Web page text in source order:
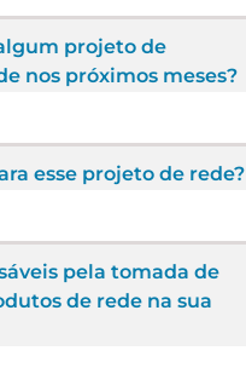
projeto de
nos próximos meses?
esse projeto de rede?
pela tomada de
de rede na sua